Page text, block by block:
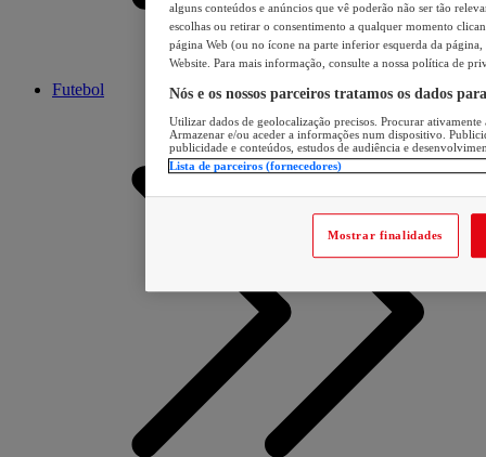
Futebol
alguns conteúdos e anúncios que vê poderão não ser tão
escolhas ou retirar o consentimento a qualquer momento
página Web (ou no ícone na parte inferior esquerda da página,
Website. Para mais informação, consulte a nossa política de
Nós e os nossos parceiros tratamos os dados
Utilizar dados de geolocalização precisos. Procurar
Armazenar e/ou aceder a informações num dispositivo.
publicidade e conteúdos, estudos de audiência e
Lista de parceiros (fornecedores)
Mostrar finalidades